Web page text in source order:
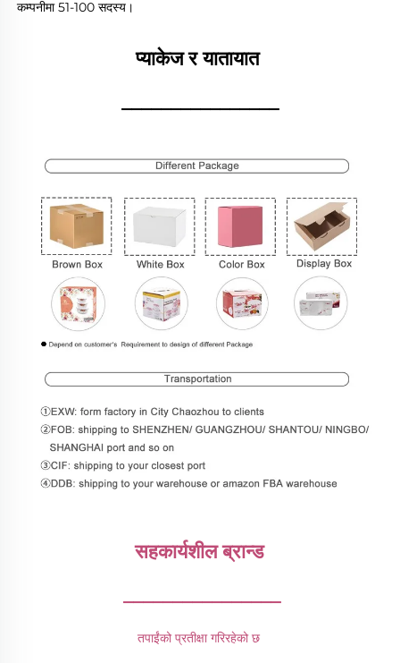
प्याकेज र यातायात
________________
सहकार्यशील ब्रान्ड
________________
तपाईंको प्रतीक्षा गरिरहेको छ